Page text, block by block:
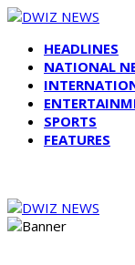
HEADLINES
NATIONAL
SPORTS
FEATURES